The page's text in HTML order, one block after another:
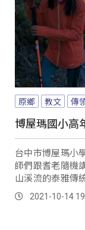
原鄉 教文 傳
博屋瑪國小高
台中市博屋瑪小
師們跟耆老隨機
山溪流的泰雅傳
境，有更多認識。
2021-10-14